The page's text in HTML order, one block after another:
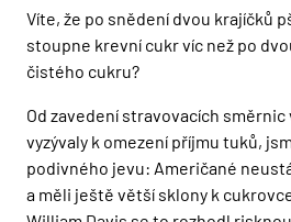
Víte, že po snědení dvou krajíčků
stoupne krevní cukr víc než po
čistého cukru?
Od zavedení stravovacích
vyzývaly k omezení příjmu tuků,
podivného jevu: Američané
a měli ještě větší sklony k